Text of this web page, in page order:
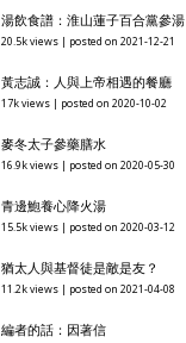
湯飲食譜：淮山蓮子百合黨參湯
20.5k views posted on 2021-12-21
黃志誠：人與上帝相遇的餐廳
17k views posted on 2020-10-02
麥冬太子參藥膳水
16.9k views posted on 2020-05-30
青邊鮑養心降火湯
15.5k views posted on 2020-03-12
猶太人與基督徒是敵是友？
11.2k views posted on 2021-04-08
編者的話：因著信